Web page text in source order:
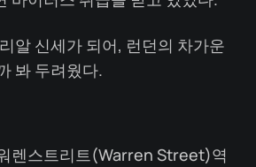
알 신세가 되어, 런던의 차가운
봐 두려웠다.
렌스트리트(Warren Street)역